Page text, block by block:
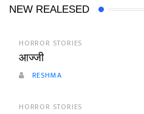
NEW REALESED
HORROR STORIES
आज्जी
RESHMA
HORROR STORIES